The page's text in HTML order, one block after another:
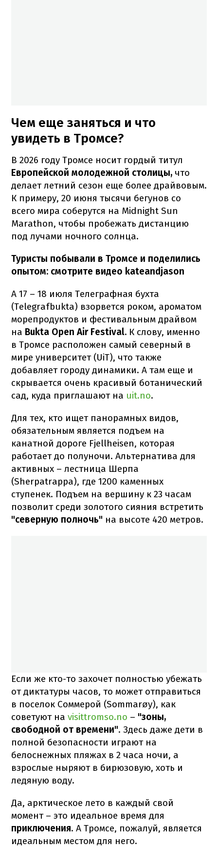
Чем еще заняться и что
увидеть в Тромсе?
В 2026 году Тромсе носит гордый титул
Европейской молодежной столицы, что
делает летний сезон еще более драйвовым.
К примеру, 20 июня тысячи бегунов со
всего мира соберутся на Midnight Sun
Marathon, чтобы пробежать дистанцию
под лучами ночного солнца.
Туристы побывали в Тромсе и поделились
опытом: смотрите видео kateandjason
А 17 – 18 июля Телеграфная бухта
(Telegrafbukta) взорвется роком, ароматом
морепродуктов и фестивальным драйвом
на Bukta Open Air Festival. К слову, именно
в Тромсе расположен самый северный в
мире университет (UiT), что также
добавляет городу динамики. А там еще и
скрывается очень красивый ботанический
сад, куда приглашают на uit.no.
Для тех, кто ищет панорамных видов,
обязательным является подъем на
канатной дороге Fjellheisen, которая
работает до полуночи. Альтернатива для
активных – лестница Шерпа
(Sherpatrappa), где 1200 каменных
ступенек. Подъем на вершину к 23 часам
позволит среди золотого сияния встретить
"северную полночь" на высоте 420 метров.
Если же кто-то захочет полностью убежать
от диктатуры часов, то может отправиться
в поселок Соммерой (Sommarøy), как
советуют на visittromso.no – "зоны,
свободной от времени". Здесь даже дети в
полной безопасности играют на
белоснежных пляжах в 2 часа ночи, а
взрослые ныряют в бирюзовую, хоть и
ледяную воду.
Да, арктическое лето в каждый свой
момент – это идеальное время для
приключения. А Тромсе, пожалуй, является
идеальным местом для него.